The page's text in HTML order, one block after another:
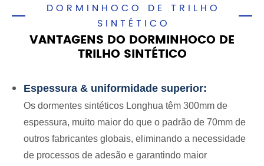
DORMINHOCO DE TRILHO
SINTÉTICO
VANTAGENS DO DORMINHOCO DE
TRILHO SINTÉTICO
Espessura & uniformidade superior:
Os dormentes sintéticos Longhua têm 300mm de
espessura, muito maior do que o padrão de 70mm de
outros fabricantes globais, eliminando a necessidade
de processos de adesão e garantindo maior